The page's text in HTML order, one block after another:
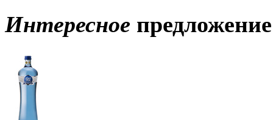
Интересное предложение